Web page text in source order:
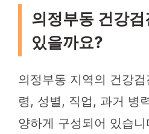
의정부동 건강
있을까요?
의정부동 지역의 건강
령, 성별, 직업, 과거 병
양하게 구성되어 있습